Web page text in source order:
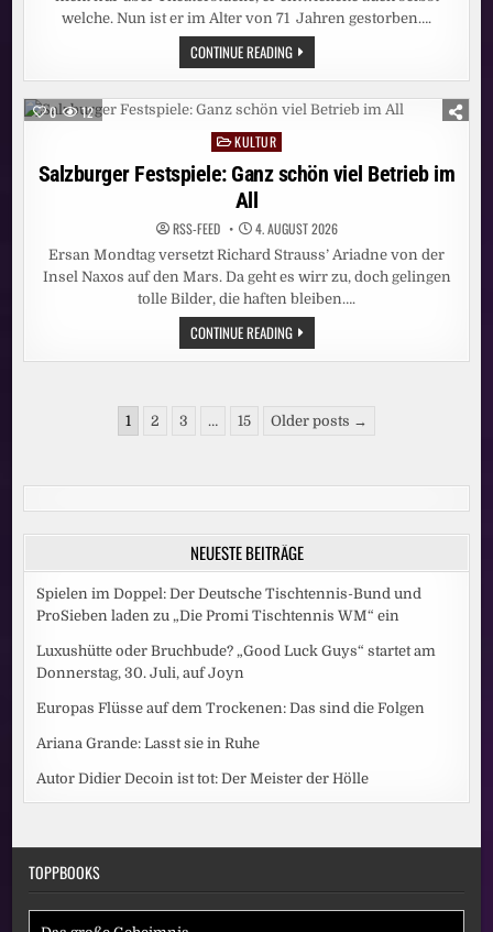
welche. Nun ist er im Alter von 71 Jahren gestorben….
CONTINUE READINGNACHRUF:
AUF
RECHERCHE
IN
DER
0 12
Posted
in
KULTUR
Salzburger Festspiele: Ganz schön viel Betrieb im
All
RSS-FEED 4. AUGUST 2026
Ersan Mondtag versetzt Richard Strauss’ Ariadne von der
Insel Naxos auf den Mars. Da geht es wirr zu, doch gelingen
tolle Bilder, die haften bleiben….
CONTINUE READINGSALZBURGER
FESTSPIELE:
GANZ
IM
ALL
Seitennummerierung
Beiträge
1 2 3 … 15 Older posts →
NEUESTE BEITRÄGE
Spielen im Doppel: Der Deutsche Tischtennis-Bund und
ProSieben laden zu „Die Promi Tischtennis WM“ ein
Luxushütte oder Bruchbude? „Good Luck Guys“ startet am
Donnerstag, 30. Juli, auf Joyn
Europas Flüsse auf dem Trockenen: Das sind die Folgen
Ariana Grande: Lasst sie in Ruhe
Autor Didier Decoin ist tot: Der Meister der Hölle
TOPPBOOKS